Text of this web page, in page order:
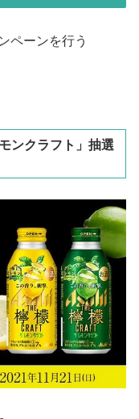
ペーンを行う
ンクラフト」抽選